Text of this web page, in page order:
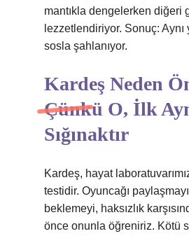
mantıkla dengelerken diğeri
lezzetlendiriyor. Sonuç: Aynı
sosla şahlanıyor.
Kardeş Neden
Çünkü O, İlk
Sığınaktır
Kardeş, hayat
testidir. Oyuncağı
beklemeyi, haksızlık
önce onunla öğreniriz. Kötü